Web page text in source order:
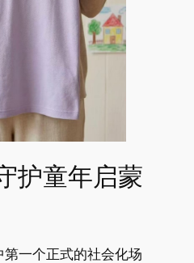
护童年启蒙
一个正式的社会化场